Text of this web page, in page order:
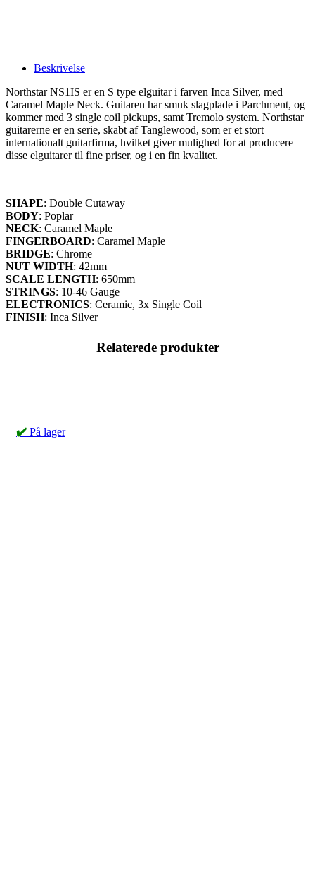
Beskrivelse
Northstar NS1IS er en S type elguitar i farven Inca Silver, med
Caramel Maple Neck. Guitaren har smuk slagplade i Parchment, og
kommer med 3 single coil pickups, samt Tremolo system. Northstar
guitarerne er en serie, skabt af Tanglewood, som er et stort
internationalt guitarfirma, hvilket giver mulighed for at producere
disse elguitarer til fine priser, og i en fin kvalitet.
SHAPE: Double Cutaway
BODY: Poplar
NECK: Caramel Maple
FINGERBOARD: Caramel Maple
BRIDGE: Chrome
NUT WIDTH: 42mm
SCALE LENGTH: 650mm
STRINGS: 10-46 Gauge
ELECTRONICS: Ceramic, 3x Single Coil
FINISH: Inca Silver
Relaterede produkter
✔️ På lager